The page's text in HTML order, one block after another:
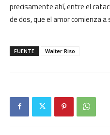
precisamente ahí, entre el
de dos, que el amor comienza a
FUENTE Walter Riso